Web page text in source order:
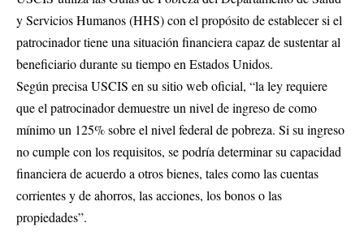
y Servicios Humanos (HHS) con el propósito de establecer si el
patrocinador tiene una situación financiera capaz de sustentar al
beneficiario durante su tiempo en Estados Unidos.
Según precisa USCIS en su sitio web oficial, “la ley requiere
que el patrocinador demuestre un nivel de ingreso de como
mínimo un 125% sobre el nivel federal de pobreza. Si su ingreso
no cumple con los requisitos, se podría determinar su capacidad
financiera de acuerdo a otros bienes, tales como las cuentas
corrientes y de ahorros, las acciones, los bonos o las
propiedades”.